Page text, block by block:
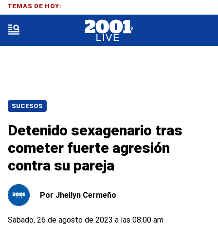
SUCESOS
Detenido sexagenario tras
cometer fuerte agresión
contra su pareja
Por Jheilyn Cermeño
Sabado, 26 de agosto de 2023 a las 08:00 am
TEMAS DE HOY: